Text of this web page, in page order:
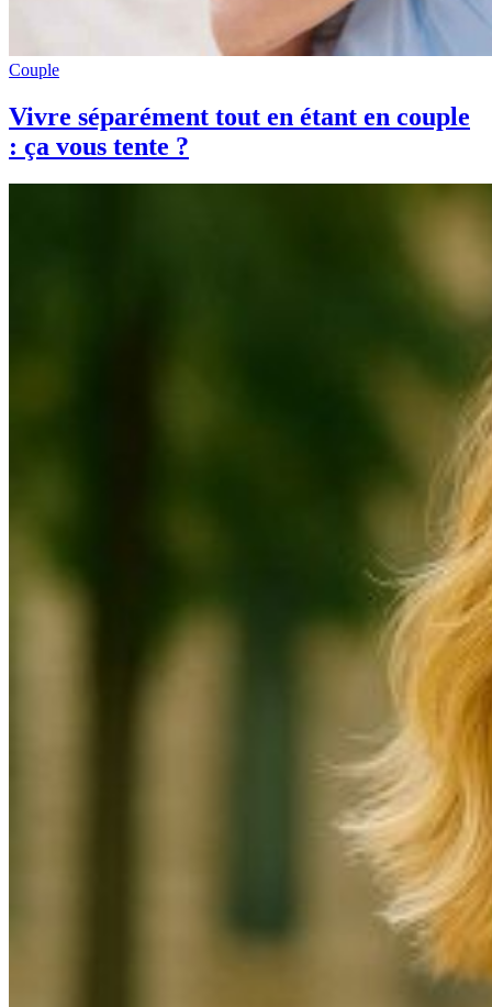
Couple
Vivre séparément tout en étant en couple
: ça vous tente ?